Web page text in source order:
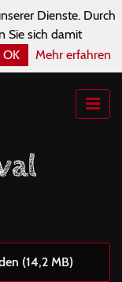
Dienste. Durch
Sie sich damit
OK Mehr erfahren
(14,2 MB)